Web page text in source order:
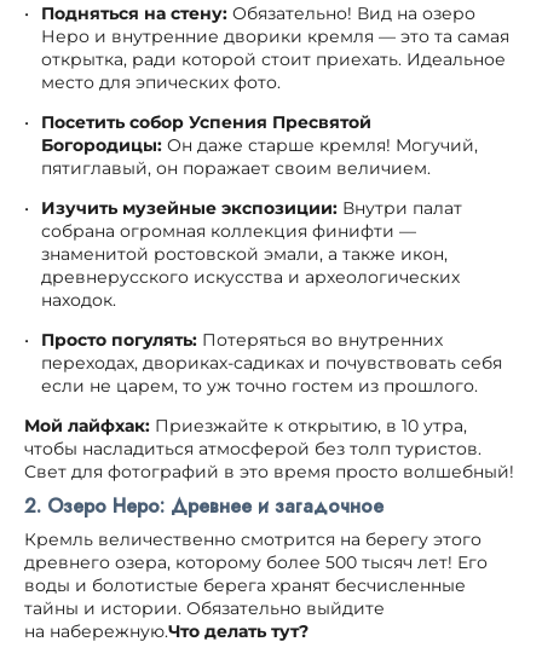
Подняться на стену: Обязательно! Вид на озеро
Неро и внутренние дворики кремля — это та самая
открытка, ради которой стоит приехать. Идеальное
место для эпических фото.
Посетить собор Успения Пресвятой
Богородицы: Он даже старше кремля! Могучий,
пятиглавый, он поражает своим величием.
Изучить музейные экспозиции: Внутри палат
собрана огромная коллекция финифти —
знаменитой ростовской эмали, а также икон,
древнерусского искусства и археологических
находок.
Просто погулять: Потеряться во внутренних
переходах, двориках-садиках и почувствовать себя
если не царем, то уж точно гостем из прошлого.
Мой лайфхак: Приезжайте к открытию, в 10 утра,
чтобы насладиться атмосферой без толп туристов.
Свет для фотографий в это время просто волшебный!
2. Озеро Неро: Древнее и загадочное
Кремль величественно смотрится на берегу этого
древнего озера, которому более 500 тысяч лет! Его
воды и болотистые берега хранят бесчисленные
тайны и истории. Обязательно выйдите
на набережную.Что делать тут?